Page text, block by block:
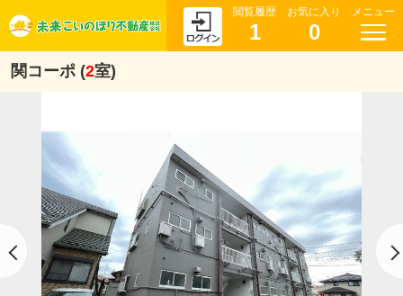
閲覧履歴
1
お気に入り
0
メニュー
関コーポ (2室)